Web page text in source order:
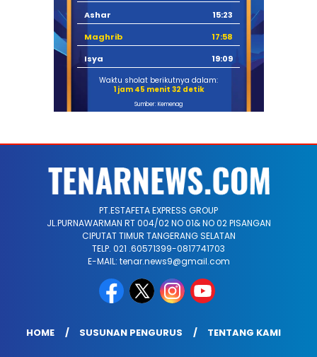
Ashar
15:23
Maghrib
17:58
Isya
19:09
Waktu sholat berikutnya dalam:
1 jam 45 menit 31 detik
Sumber: Kemenag
PT.ESTAFETA EXPRESS GROUP
JL.PURNAWARMAN RT 004/02 NO 01& NO 02 PISANGAN
CIPUTAT TIMUR TANGERANG SELATAN
TELP. 021 .60571399-0817741703
E-MAIL: tenar.news9@gmail.com
HOME SUSUNAN PENGURUS TENTANG KAMI